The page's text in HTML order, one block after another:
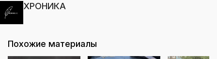
ХРОНИКА
Похожие материалы